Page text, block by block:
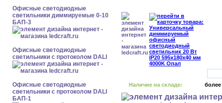
Офисные светодиодные
светильники диммируемые 0-10
БАП-3
Офисные светодиодные
светильники с протоколом DALI
Офисные светодиодные
светильники с протоколом DALI
БАП-1
Наличие на складе: более